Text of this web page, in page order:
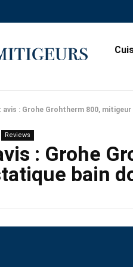
avis : Grohe Grohtherm 800,
Reviews
: Grohe
bain